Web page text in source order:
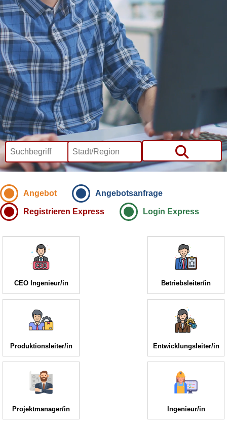
Angebot Angebotsanfrage
Registrieren Express Login Express
CEO Ingenieur/in Betriebsleiter/in
Produktionsleiter/in Entwicklungsleiter/in
Projektmanager/in Ingenieur/in